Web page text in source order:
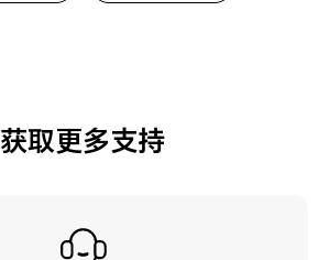
获取更多支持